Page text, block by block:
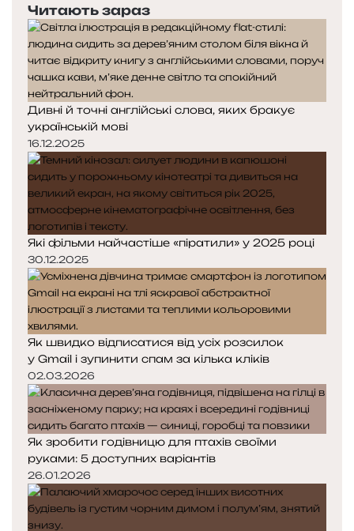
а
ц
і
ю
ш
в
и
д
ш
е
НОВЕ
в
и
н
а
т
ц
ь
т
и
с
п
а
м
з
а
к
і
л
ь
к
а
к
л
і
к
і
в
р
е
д
н
я
с
т
о
р
і
н
к
а
т
у
п
н
а
с
т
о
р
і
н
к
а
Читають зараз
Дивні й точні англійські слова, яких бракує
українській мові
16.12.2025
Які фільми найчастіше «піратили» у 2025 році
30.12.2025
Як швидко відписатися від усіх розсилок
у Gmail і зупинити спам за кілька кліків
02.03.2026
Як зробити годівницю для птахів своїми
руками: 5 доступних варіантів
26.01.2026